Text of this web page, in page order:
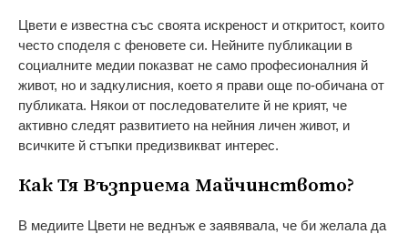
Цвети е известна със своята искреност и откритост, които
често споделя с феновете си. Нейните публикации в
социалните медии показват не само професионалния й
живот, но и задкулисния, което я прави още по-обичана от
публиката. Някои от последователите й не крият, че
активно следят развитието на нейния личен живот, и
всичките й стъпки предизвикват интерес.
Как Тя Възприема Майчинството?
В медиите Цвети не веднъж е заявявала, че би желала да